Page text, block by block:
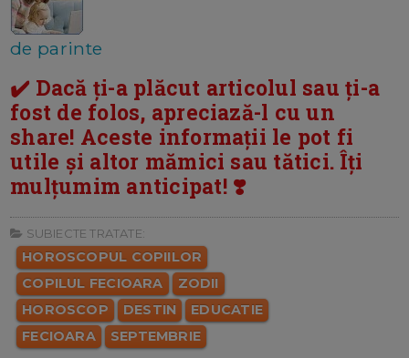
de parinte
✔️ Dacă ți-a plăcut articolul sau ți-a
fost de folos, apreciază-l cu un
share! Aceste informații le pot fi
utile și altor mămici sau tătici. Îți
mulțumim anticipat! ❣️
SUBIECTE TRATATE:
HOROSCOPUL COPIILOR
COPILUL FECIOARA
ZODII
HOROSCOP
DESTIN
EDUCATIE
FECIOARA
SEPTEMBRIE